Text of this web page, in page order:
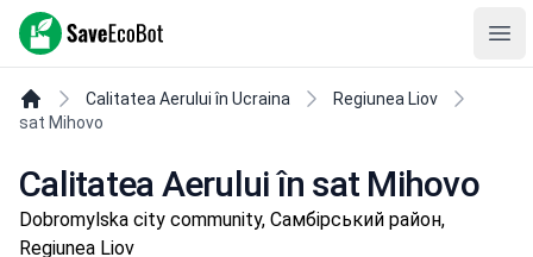
SaveEcoBot
Calitatea Aerului în Ucraina
Regiunea Liov
sat Mihovo
Calitatea Aerului în sat Mihovo
Dobromylska city community, Самбірський район,
Regiunea Liov